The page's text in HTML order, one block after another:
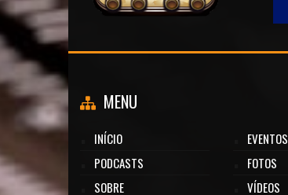
MENU
INÍCIO
PODCASTS
SOBRE
EVENTOS
FOTOS
VÍDEOS